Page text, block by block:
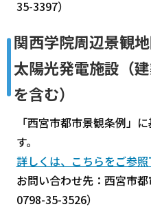
35-3397）
関西学院周辺景観
太陽光発電施設（
を含む）
「西宮市都市景観条例」
す。
詳しくは、こちらをご参照
お問い合わせ先：西宮市
0798-35-3526）